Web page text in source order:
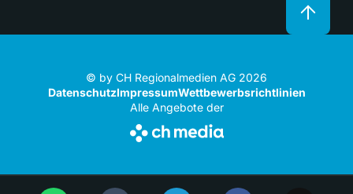
© by CH Regionalmedien AG 2026
DatenschutzImpressumWettbewerbsrichtlinien
Alle Angebote der